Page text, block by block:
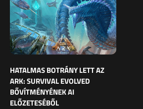
HATALMAS BOTRÁNY LETT AZ
ARK: SURVIVAL EVOLVED
BŐVÍTMÉNYÉNEK AI
ELŐZETESÉBŐL